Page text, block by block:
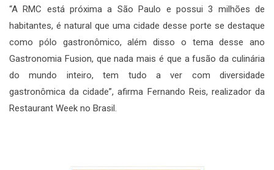
“A RMC está próxima a São Paulo e possui 3 milhões de
habitantes, é natural que uma cidade desse porte se destaque
como pólo gastronômico, além disso o tema desse ano
Gastronomia Fusion, que nada mais é que a fusão da culinária
do mundo inteiro, tem tudo a ver com diversidade
gastronômica da cidade”, afirma Fernando Reis, realizador da
Restaurant Week no Brasil.